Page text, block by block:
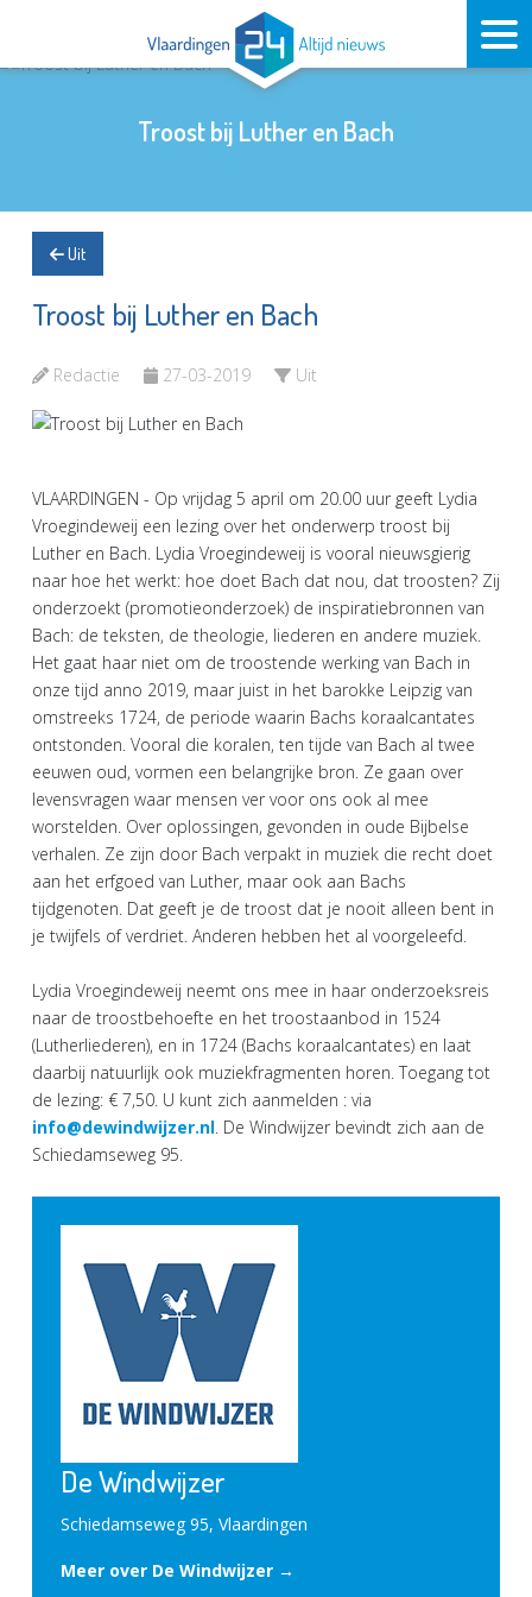
Troost bij Luther en Bach
Uit
Troost bij Luther en Bach
Redactie 27-03-2019 Uit
VLAARDINGEN - Op vrijdag 5 april om 20.00 uur geeft Lydia
Vroegindeweij een lezing over het onderwerp troost bij
Luther en Bach. Lydia Vroegindeweij is vooral nieuwsgierig
naar hoe het werkt: hoe doet Bach dat nou, dat troosten? Zij
onderzoekt (promotieonderzoek) de inspiratiebronnen van
Bach: de teksten, de theologie, liederen en andere muziek.
Het gaat haar niet om de troostende werking van Bach in
onze tijd anno 2019, maar juist in het barokke Leipzig van
omstreeks 1724, de periode waarin Bachs koraalcantates
ontstonden. Vooral die koralen, ten tijde van Bach al twee
eeuwen oud, vormen een belangrijke bron. Ze gaan over
levensvragen waar mensen ver voor ons ook al mee
worstelden. Over oplossingen, gevonden in oude Bijbelse
verhalen. Ze zijn door Bach verpakt in muziek die recht doet
aan het erfgoed van Luther, maar ook aan Bachs
tijdgenoten. Dat geeft je de troost dat je nooit alleen bent in
je twijfels of verdriet. Anderen hebben het al voorgeleefd.
Lydia Vroegindeweij neemt ons mee in haar onderzoeksreis
naar de troostbehoefte en het troostaanbod in 1524
(Lutherliederen), en in 1724 (Bachs koraalcantates) en laat
daarbij natuurlijk ook muziekfragmenten horen. Toegang tot
de lezing: € 7,50. U kunt zich aanmelden : via
info@dewindwijzer.nl . De Windwijzer bevindt zich aan de
Schiedamseweg 95.
De Windwijzer
Schiedamseweg 95, Vlaardingen
Meer over De Windwijzer →